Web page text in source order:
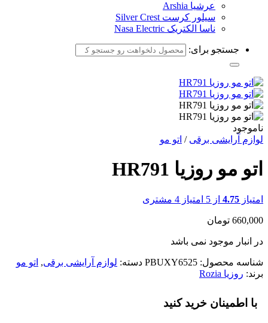
عرشیا Arshia
سیلور کرست Silver Crest
ناسا الکتریک Nasa Electric
جستجو برای:
ناموجود
لوازم آرایشی برقی / اتو مو
اتو مو روزیا HR791
امتیاز 4.75 از 5 امتیاز 4 مشتری
660,000 تومان
در انبار موجود نمی باشد
شناسه محصول: PBUXY6525 دسته: لوازم آرایشی برقی, اتو مو
برند: روزیا Rozia
با اطمینان خرید کنید